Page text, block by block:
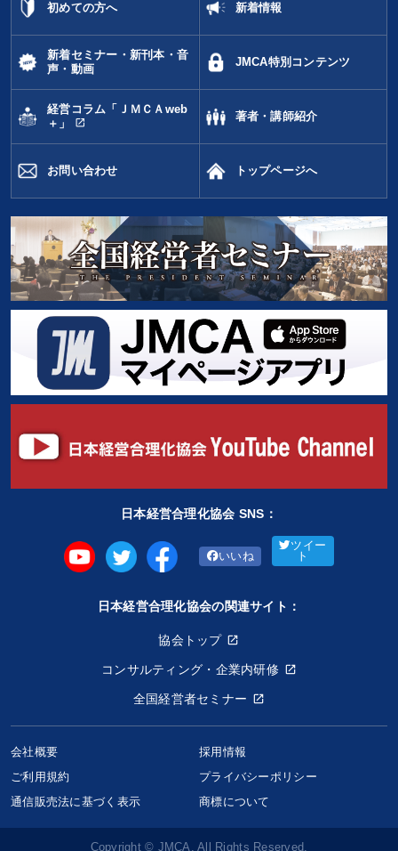
すべての音声・動画（全2077タイトル）からお探しいただけます
タグ・キーワード
異発想 繁盛 資産保全 採用 松下幸之助
会社を守る SNS活用 人事戦略 生き方の指針
リベラルアーツ マネジメント リーダーシップ
健康・ウェルビーイング 一倉定 海外の成功事例
通販 中小企業 井上和弘 推薦 賃金制度
※「更新」を押すと「タグ・キーワード」を更新いただけます。
初めての方へ 新着情報
新着セミナー・新刊本・音
声・動画
JMCA特別コンテンツ
経営コラム「ＪＭＣＡweb
＋」
open_in_new
著者・講師紹介
お問い合わせ トップページへ
日本経営合理化協会 SNS：
いいね
ツイー
ト
日本経営合理化協会の関連サイト：
協会トップ
コンサルティング・企業内研修
全国経営者セミナー
会社概要
採用情報
ご利用規約
プライバシーポリシー
通信販売法に基づく表示
商標について
Copyright © JMCA. All Rights Reserved.